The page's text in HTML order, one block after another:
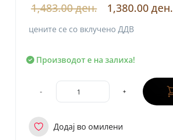
1,483.00 ден. 1,380.00 ден.
цените се со вклучено ДДВ
Производот е на залиха!
- +
Додај во омилени